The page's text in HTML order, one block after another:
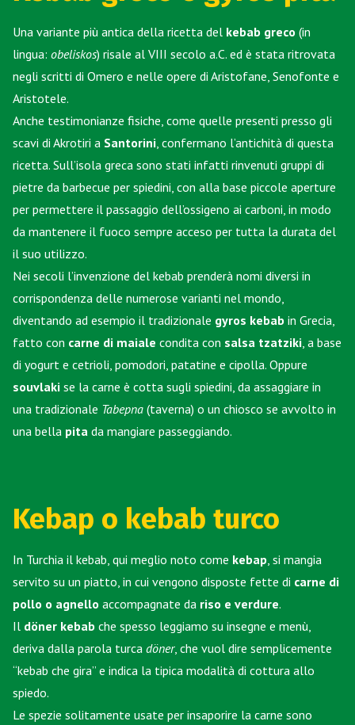
Una variante più antica della ricetta del kebab greco (in
lingua: obeliskos) risale al VIII secolo a.C. ed è stata ritrovata
negli scritti di Omero e nelle opere di Aristofane, Senofonte e
Aristotele.
Anche testimonianze fisiche, come quelle presenti presso gli
scavi di Akrotiri a Santorini, confermano l’antichità di questa
ricetta. Sull’isola greca sono stati infatti rinvenuti gruppi di
pietre da barbecue per spiedini, con alla base piccole aperture
per permettere il passaggio dell’ossigeno ai carboni, in modo
da mantenere il fuoco sempre acceso per tutta la durata del
il suo utilizzo.
Nei secoli l’invenzione del kebab prenderà nomi diversi in
corrispondenza delle numerose varianti nel mondo,
diventando ad esempio il tradizionale gyros kebab in Grecia,
fatto con carne di maiale condita con salsa tzatziki, a base
di yogurt e cetrioli, pomodori, patatine e cipolla. Oppure
souvlaki se la carne è cotta sugli spiedini, da assaggiare in
una tradizionale Tabepna (taverna) o un chiosco se avvolto in
una bella pita da mangiare passeggiando.
Kebap o kebab turco
In Turchia il kebab, qui meglio noto come kebap, si mangia
servito su un piatto, in cui vengono disposte fette di carne di
pollo o agnello accompagnate da riso e verdure.
Il döner kebab che spesso leggiamo su insegne e menù,
deriva dalla parola turca döner, che vuol dire semplicemente
“kebab che gira” e indica la tipica modalità di cottura allo
spiedo.
Le spezie solitamente usate per insaporire la carne sono